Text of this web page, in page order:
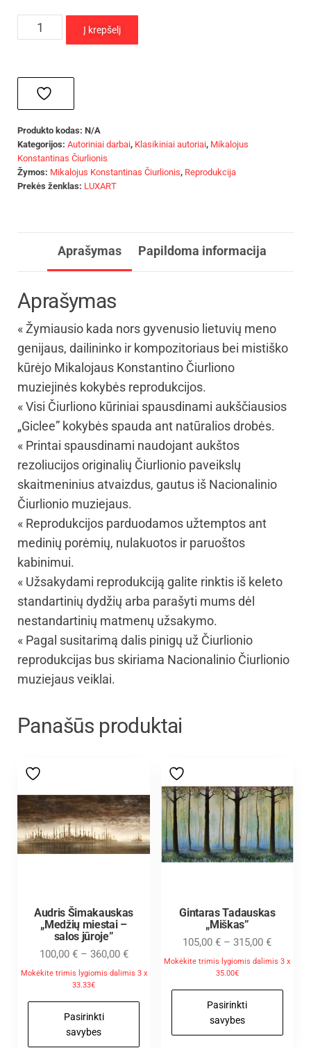
Į krepšelį
Produkto kodas: N/A
Kategorijos: Autoriniai darbai, Klasikiniai autoriai, Mikalojus
Konstantinas Čiurlionis
Žymos: Mikalojus Konstantinas Čiurlionis, Reprodukcija
Prekės ženklas: LUXART
Aprašymas Papildoma informacija
Aprašymas
« Žymiausio kada nors gyvenusio lietuvių meno
genijaus, dailininko ir kompozitoriaus bei mistiško
kūrėjo Mikalojaus Konstantino Čiurliono
muziejinės kokybės reprodukcijos.
« Visi Čiurliono kūriniai spausdinami aukščiausios
„Giclee” kokybės spauda ant natūralios drobės.
« Printai spausdinami naudojant aukštos
rezoliucijos originalių Čiurlionio paveikslų
skaitmeninius atvaizdus, gautus iš Nacionalinio
Čiurlionio muziejaus.
« Reprodukcijos parduodamos užtemptos ant
medinių porėmių, nulakuotos ir paruoštos
kabinimui.
« Užsakydami reprodukciją galite rinktis iš keleto
standartinių dydžių arba parašyti mums dėl
nestandartinių matmenų užsakymo.
« Pagal susitarimą dalis pinigų už Čiurlionio
reprodukcijas bus skiriama Nacionalinio Čiurlionio
muziejaus veiklai.
Panašūs produktai
Audris Šimakauskas
„Medžių miestai –
salos jūroje”
100,00 € – 360,00 €
Mokėkite trimis lygiomis dalimis 3 x
33.33€
Pasirinkti
savybes
Gintaras Tadauskas
„Miškas”
105,00€ – 315,00€
Mokėkite trimis lygiomis dalimis 3 x
35.00€
Pasirinkti
savybes